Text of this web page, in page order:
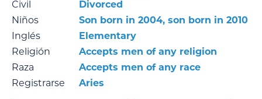
Civil
Divorced
Niños
Son born in 2004, son born in 2010
Inglés
Elementary
Religión
Accepts men of any religion
Raza
Accepts men of any race
Registrarse
Aries